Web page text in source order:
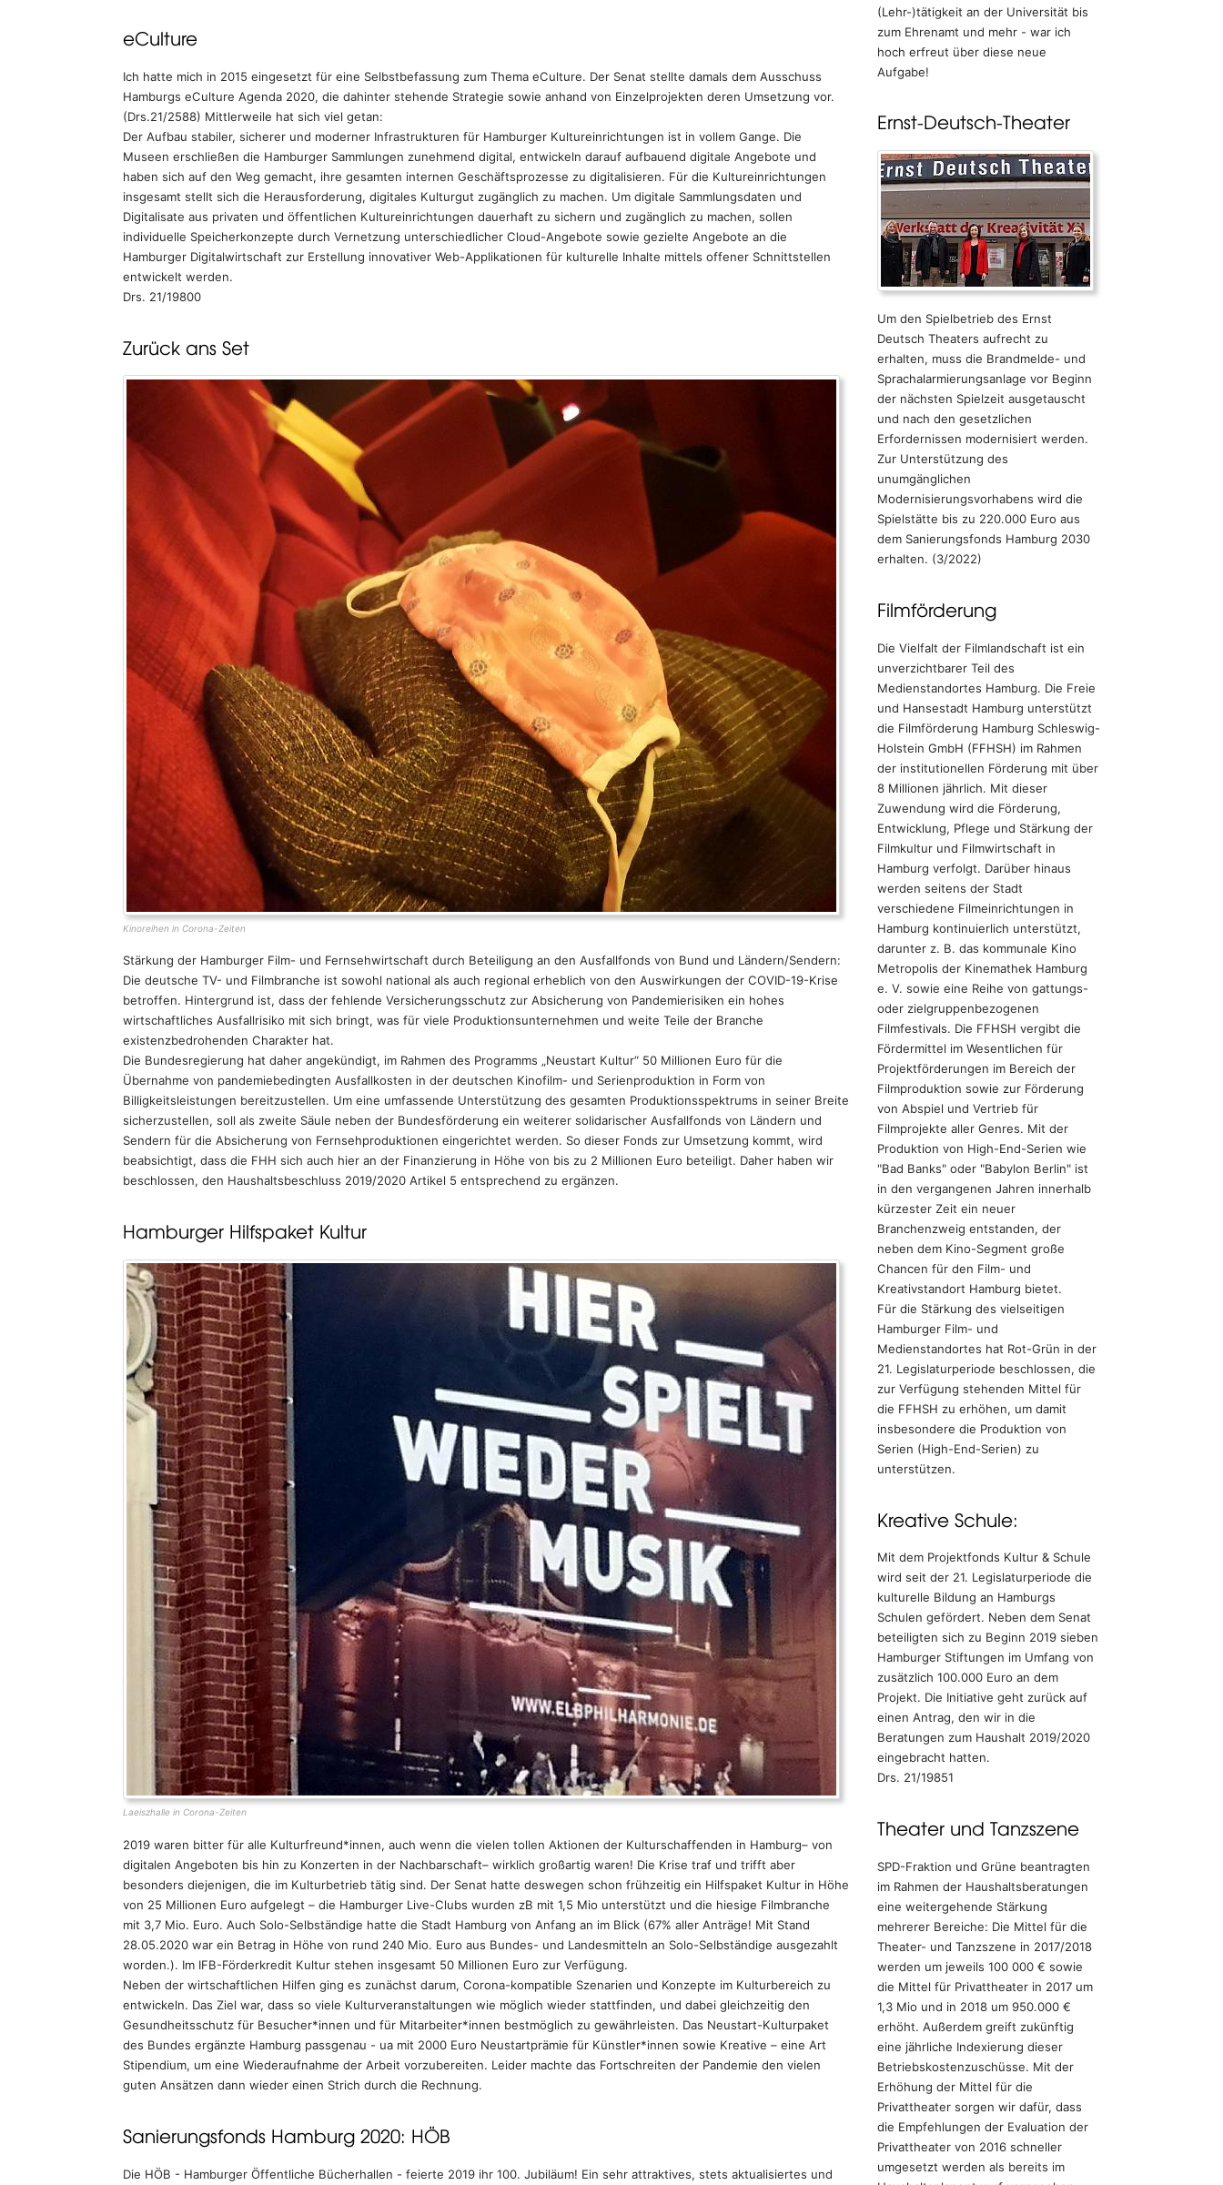
eCulture
Ich hatte mich in 2015 eingesetzt für eine Selbstbefassung zum Thema eCulture. Der Senat stellte damals dem Ausschuss
Hamburgs eCulture Agenda 2020, die dahinter stehende Strategie sowie anhand von Einzelprojekten deren Umsetzung vor.
(Drs.21/2588) Mittlerweile hat sich viel getan:
Der Aufbau stabiler, sicherer und moderner Infrastrukturen für Hamburger Kultureinrichtungen ist in vollem Gange. Die
Museen erschließen die Hamburger Sammlungen zunehmend digital, entwickeln darauf aufbauend digitale Angebote und
haben sich auf den Weg gemacht, ihre gesamten internen Geschäftsprozesse zu digitalisieren. Für die Kultureinrichtungen
insgesamt stellt sich die Herausforderung, digitales Kulturgut zugänglich zu machen. Um digitale Sammlungsdaten und
Digitalisate aus privaten und öffentlichen Kultureinrichtungen dauerhaft zu sichern und zugänglich zu machen, sollen
individuelle Speicherkonzepte durch Vernetzung unterschiedlicher Cloud-Angebote sowie gezielte Angebote an die
Hamburger Digitalwirtschaft zur Erstellung innovativer Web-Applikationen für kulturelle Inhalte mittels offener Schnittstellen
entwickelt werden.
Drs. 21/19800
Zurück ans Set
Kinoreihen in Corona-Zeiten
Stärkung der Hamburger Film- und Fernsehwirtschaft durch Beteiligung an den Ausfallfonds von Bund und Ländern/Sendern:
Die deutsche TV- und Filmbranche ist sowohl national als auch regional erheblich von den Auswirkungen der COVID-19-Krise
betroffen. Hintergrund ist, dass der fehlende Versicherungsschutz zur Absicherung von Pandemierisiken ein hohes
wirtschaftliches Ausfallrisiko mit sich bringt, was für viele Produktionsunternehmen und weite Teile der Branche
existenzbedrohenden Charakter hat.
Die Bundesregierung hat daher angekündigt, im Rahmen des Programms „Neustart Kultur“ 50 Millionen Euro für die
Übernahme von pandemiebedingten Ausfallkosten in der deutschen Kinofilm- und Serienproduktion in Form von
Billigkeitsleistungen bereitzustellen. Um eine umfassende Unterstützung des gesamten Produktionsspektrums in seiner Breite
sicherzustellen, soll als zweite Säule neben der Bundesförderung ein weiterer solidarischer Ausfallfonds von Ländern und
Sendern für die Absicherung von Fernsehproduktionen eingerichtet werden. So dieser Fonds zur Umsetzung kommt, wird
beabsichtigt, dass die FHH sich auch hier an der Finanzierung in Höhe von bis zu 2 Millionen Euro beteiligt. Daher haben wir
beschlossen, den Haushaltsbeschluss 2019/2020 Artikel 5 entsprechend zu ergänzen.
Hamburger Hilfspaket Kultur
Laeiszhalle in Corona-Zeiten
2019 waren bitter für alle Kulturfreund*innen, auch wenn die vielen tollen Aktionen der Kulturschaffenden in Hamburg– von
digitalen Angeboten bis hin zu Konzerten in der Nachbarschaft– wirklich großartig waren! Die Krise traf und trifft aber
besonders diejenigen, die im Kulturbetrieb tätig sind. Der Senat hatte deswegen schon frühzeitig ein Hilfspaket Kultur in Höhe
von 25 Millionen Euro aufgelegt – die Hamburger Live-Clubs wurden zB mit 1,5 Mio unterstützt und die hiesige Filmbranche
mit 3,7 Mio. Euro. Auch Solo-Selbständige hatte die Stadt Hamburg von Anfang an im Blick (67% aller Anträge! Mit Stand
28.05.2020 war ein Betrag in Höhe von rund 240 Mio. Euro aus Bundes- und Landesmitteln an Solo-Selbständige ausgezahlt
worden.). Im IFB-Förderkredit Kultur stehen insgesamt 50 Millionen Euro zur Verfügung.
Neben der wirtschaftlichen Hilfen ging es zunächst darum, Corona-kompatible Szenarien und Konzepte im Kulturbereich zu
entwickeln. Das Ziel war, dass so viele Kulturveranstaltungen wie möglich wieder stattfinden, und dabei gleichzeitig den
Gesundheitsschutz für Besucher*innen und für Mitarbeiter*innen bestmöglich zu gewährleisten. Das Neustart-Kulturpaket
des Bundes ergänzte Hamburg passgenau - ua mit 2000 Euro Neustartprämie für Künstler*innen sowie Kreative – eine Art
Stipendium, um eine Wiederaufnahme der Arbeit vorzubereiten. Leider machte das Fortschreiten der Pandemie den vielen
guten Ansätzen dann wieder einen Strich durch die Rechnung.
Sanierungsfonds Hamburg 2020: HÖB
Die HÖB - Hamburger Öffentliche Bücherhallen - feierte 2019 ihr 100. Jubiläum! Ein sehr attraktives, stets aktualisiertes und
(Lehr-)tätigkeit an der Universität bis
zum Ehrenamt und mehr - war ich
hoch erfreut über diese neue
Aufgabe!
Ernst-Deutsch-Theater
Um den Spielbetrieb des Ernst
Deutsch Theaters aufrecht zu
erhalten, muss die Brandmelde- und
Sprachalarmierungsanlage vor Beginn
der nächsten Spielzeit ausgetauscht
und nach den gesetzlichen
Erfordernissen modernisiert werden.
Zur Unterstützung des
unumgänglichen
Modernisierungsvorhabens wird die
Spielstätte bis zu 220.000 Euro aus
dem Sanierungsfonds Hamburg 2030
erhalten. (3/2022)
Filmförderung
Die Vielfalt der Filmlandschaft ist ein
unverzichtbarer Teil des
Medienstandortes Hamburg. Die Freie
und Hansestadt Hamburg unterstützt
die Filmförderung Hamburg Schleswig-
Holstein GmbH (FFHSH) im Rahmen
der institutionellen Förderung mit über
8 Millionen jährlich. Mit dieser
Zuwendung wird die Förderung,
Entwicklung, Pflege und Stärkung der
Filmkultur und Filmwirtschaft in
Hamburg verfolgt. Darüber hinaus
werden seitens der Stadt
verschiedene Filmeinrichtungen in
Hamburg kontinuierlich unterstützt,
darunter z. B. das kommunale Kino
Metropolis der Kinemathek Hamburg
e. V. sowie eine Reihe von gattungs-
oder zielgruppenbezogenen
Filmfestivals. Die FFHSH vergibt die
Fördermittel im Wesentlichen für
Projektförderungen im Bereich der
Filmproduktion sowie zur Förderung
von Abspiel und Vertrieb für
Filmprojekte aller Genres. Mit der
Produktion von High-End-Serien wie
"Bad Banks" oder "Babylon Berlin" ist
in den vergangenen Jahren innerhalb
kürzester Zeit ein neuer
Branchenzweig entstanden, der
neben dem Kino-Segment große
Chancen für den Film- und
Kreativstandort Hamburg bietet.
Für die Stärkung des vielseitigen
Hamburger Film- und
Medienstandortes hat Rot-Grün in der
21. Legislaturperiode beschlossen, die
zur Verfügung stehenden Mittel für
die FFHSH zu erhöhen, um damit
insbesondere die Produktion von
Serien (High-End-Serien) zu
unterstützen.
Kreative Schule:
Mit dem Projektfonds Kultur & Schule
wird seit der 21. Legislaturperiode die
kulturelle Bildung an Hamburgs
Schulen gefördert. Neben dem Senat
beteiligten sich zu Beginn 2019 sieben
Hamburger Stiftungen im Umfang von
zusätzlich 100.000 Euro an dem
Projekt. Die Initiative geht zurück auf
einen Antrag, den wir in die
Beratungen zum Haushalt 2019/2020
eingebracht hatten.
Drs. 21/19851
Theater und Tanzszene
SPD-Fraktion und Grüne beantragten
im Rahmen der Haushaltsberatungen
eine weitergehende Stärkung
mehrerer Bereiche: Die Mittel für die
Theater- und Tanzszene in 2017/2018
werden um jeweils 100 000 € sowie
die Mittel für Privattheater in 2017 um
1,3 Mio und in 2018 um 950.000 €
erhöht. Außerdem greift zukünftig
eine jährliche Indexierung dieser
Betriebskostenzuschüsse. Mit der
Erhöhung der Mittel für die
Privattheater sorgen wir dafür, dass
die Empfehlungen der Evaluation der
Privattheater von 2016 schneller
umgesetzt werden als bereits im